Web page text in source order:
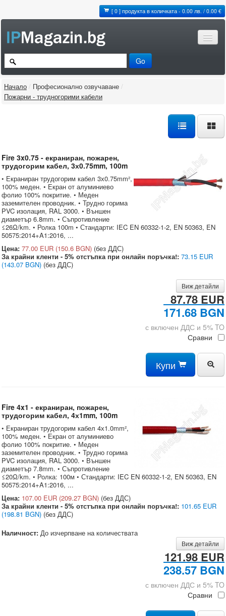
[ 0 ] продукта в количката - 0.00 лв. / 0.00 €
Начало / Професионално озвучаване /
Пожарни - трудногорими кабели
Fire 3x0.75 - екраниран, пожарен,
трудогорим кабел, 3х0.75mm, 100m
• Екраниран трудогорим кабел 3х0.75mm²,
100% меден. • Екран от алуминиево
фолио 100% покритие. • Меден
заземителен проводник. • Трудно горима
PVC изолация, RAL 3000. • Външен
диаметър 6.8mm. • Съпротивление
≤26Ω/km. • Ролка 100m • Стандарти: IEC EN 60332-1-2, EN 50363, EN
50575:2014+A1:2016, ...
Цена: 77.00 EUR (150.6 BGN) (без ДДС)
За крайни кленти - 5% отстъпка при онлайн поръчка!: 73.15 EUR
(143.07 BGN) (без ДДС)
Виж детайли
87.78 EUR
171.68 BGN
с включен ДДС и 5% TO
Сравни
Купи
Fire 4x1 - екраниран, пожарен,
трудогорим кабел, 4х1mm, 100m
• Екраниран трудогорим кабел 4х1.0mm²,
100% меден. • Екран от алуминиево
фолио 100% покритие. • Меден
заземителен проводник. • Трудно горима
PVC изолация, RAL 3000. • Външен
диаметър 7.8mm. • Съпротивление
≤20Ω/km. • Ролка: 100м • Стандарти: IEC EN 60332-1-2, EN 50363, EN
50575:2014+A1:2016, ...
Цена: 107.00 EUR (209.27 BGN) (без ДДС)
За крайни кленти - 5% отстъпка при онлайн поръчка!: 101.65 EUR
(198.81 BGN) (без ДДС)
Наличност: До изчерпване на количествата
Виж детайли
121.98 EUR
238.57 BGN
с включен ДДС и 5% TO
Сравни